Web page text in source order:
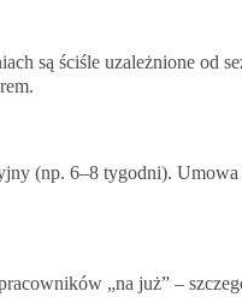
są ściśle uzależnione od
(np. 6–8 tygodni).
„na już” –